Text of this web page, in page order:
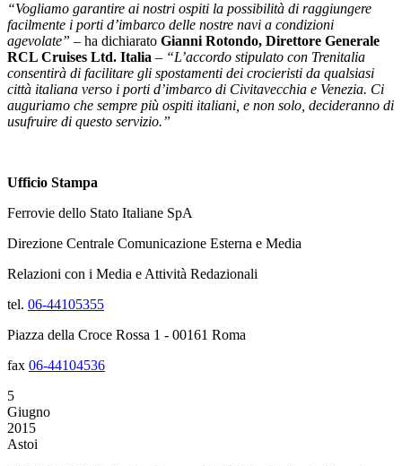
“Vogliamo garantire ai nostri ospiti la possibilità di raggiungere
facilmente i porti d’imbarco delle nostre navi a condizioni
agevolate” – ha dichiarato Gianni Rotondo, Direttore Generale
RCL Cruises Ltd. Italia – “L’accordo stipulato con Trenitalia
consentirà di facilitare gli spostamenti dei crocieristi da qualsiasi
città italiana verso i porti d’imbarco di Civitavecchia e Venezia. Ci
auguriamo che sempre più ospiti italiani, e non solo, decideranno di
usufruire di questo servizio.”
Ufficio Stampa
Ferrovie dello Stato Italiane SpA
Direzione Centrale Comunicazione Esterna e Media
Relazioni con i Media e Attività Redazionali
tel. 06-44105355
Piazza della Croce Rossa 1 - 00161 Roma
fax 06-44104536
5
Giugno
2015
Astoi